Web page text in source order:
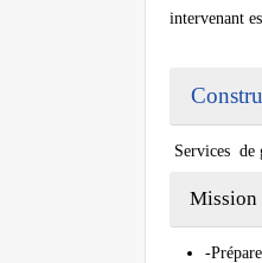
intervenant
Services de
Mission
-